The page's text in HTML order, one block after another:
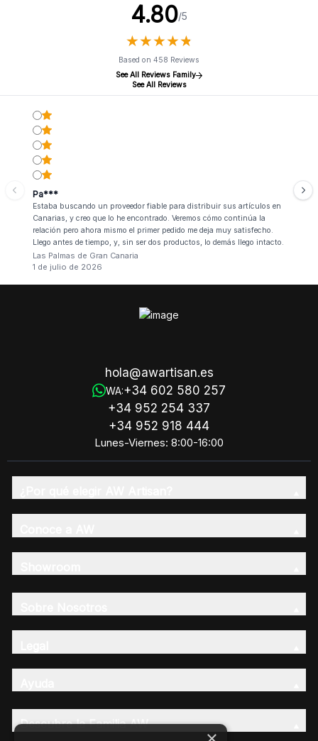
4.80/5
★★★★★
★★★★★
Based on 458 Reviews
See All Reviews Family
See All Reviews
Pa***
Estaba buscando un proveedor fiable para distribuir sus artículos en
Canarias, y creo que lo he encontrado. Veremos cómo continúa la
relación pero ahora mismo el primer pedido me deja muy satisfecho.
Llego antes de tiempo, y, sin ser dos productos, lo demás llego intacto.
Las Palmas de Gran Canaria
1 de julio de 2026
hola@awartisan.es
WA:+34 602 580 257
+34 952 254 337
+34 952 918 444
Lunes-Viernes: 8:00-16:00
Descubre la Familia AW